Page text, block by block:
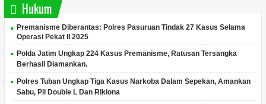
Hukum
Premanisme Diberantas: Polres Pasuruan Tindak 27 Kasus Selama
Operasi Pekat II 2025
Polda Jatim Ungkap 224 Kasus Premanisme, Ratusan Tersangka
Berhasil Diamankan.
Polres Tuban Ungkap Tiga Kasus Narkoba Dalam Sepekan, Amankan
Sabu, Pil Double L Dan Riklona